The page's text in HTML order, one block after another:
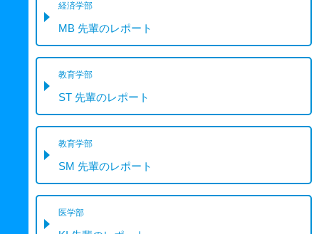
経済学部
MB 先輩のレポート
教育学部
ST 先輩のレポート
教育学部
SM 先輩のレポート
医学部